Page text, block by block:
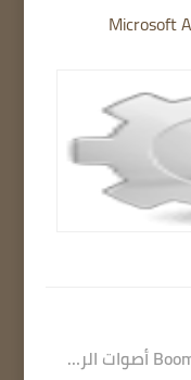
Microsoft
Boom Library - Assault Weapons أصوات الرشاشات والبنادق